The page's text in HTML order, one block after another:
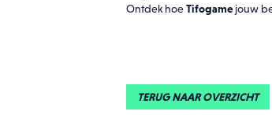
Ontdek hoeTifogamejouw
TERUG NAAR OVERZICHT